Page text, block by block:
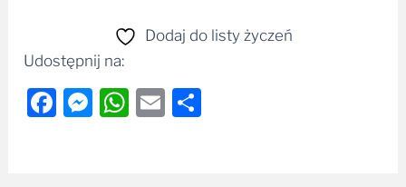
Dodaj do listy życzeń
Udostępnij na:
Facebook
Messenger
WhatsApp
Email